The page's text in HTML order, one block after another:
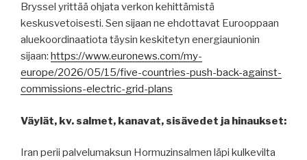
Bryssel yrittää ohjata verkon kehittämistä
keskusvetoisesti. Sen sijaan ne ehdottavat Eurooppaan
aluekoordinaatiota täysin keskitetyn energiaunionin
sijaan: https://www.euronews.com/my-
europe/2026/05/15/five-countries-push-back-against-
commissions-electric-grid-plans
Väylät, kv. salmet, kanavat, sisävedet ja hinaukset:
Iran perii palvelumaksun Hormuzinsalmen läpi kulkevilta